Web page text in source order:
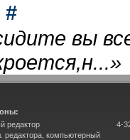
#
вы
»
редактор
редактора, компьютерный
4-